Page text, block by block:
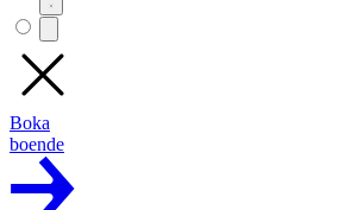
Boka
boende